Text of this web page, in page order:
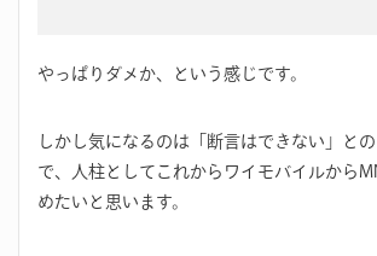
やっぱりダメか、という感じです。
しかし気になるのは「断言はできない」と
で、人柱としてこれからワイモバイルから
めたいと思います。